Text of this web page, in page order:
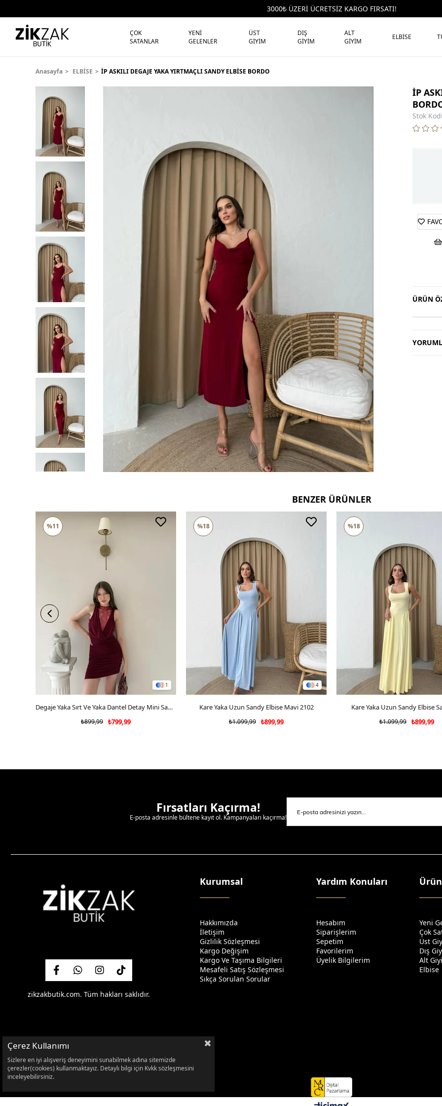
3000₺ ÜZERİ ÜCRETSİZ KARGO FIRSATI!
ÇOK
SATANLAR
YENİ
GELENLER
ÜST
GİYİM
DIŞ
GİYİM
ALT
GİYİM
ELBİSE
Anasayfa ELBİSE İP ASKILI DEGAJE YAKA YIRTMAÇLI SANDY ELBİSE BORDO
İP
Stok
ÜRÜN
BENZER ÜRÜNLER
1
SEPETE EKLE
Degaje Yaka Sırt Ve Yaka Dantel Detay Mini Sandy Elbise Bordo 2104
₺799,99
₺899,99
%11
4
SEPETE EKLE
Kare Yaka Uzun Sandy Elbise Mavi 2102
₺899,99
₺1.099,99
%18
SEPETE EKLE
Kare Yaka Uzun Sandy Elbise
₺899,99
₺1.099,99
%18
Fırsatları Kaçırma!
E-posta adresinle bültene kayıt ol. Kampanyaları kaçırma!
zikzakbutik.com. Tüm hakları saklıdır.
Kurumsal
Hakkımızda
İletişim
Gizlilik Sözleşmesi
Kargo Değişim
Kargo Ve Taşıma Bilgileri
Mesafeli Satış Sözleşmesi
Sıkça Sorulan Sorular
Yardım Konuları
Hesabım
Siparişlerim
Sepetim
Favorilerim
Üyelik Bilgilerim
Yeni
Çok
Üst
Dış
Alt
Elbise
Çerez Kullanımı
Sizlere en iyi alışveriş deneyimini sunabilmek adına sitemizde
çerezler(cookies) kullanmaktayız. Detaylı bilgi için Kvkk sözleşmesini
inceleyebilirsiniz.